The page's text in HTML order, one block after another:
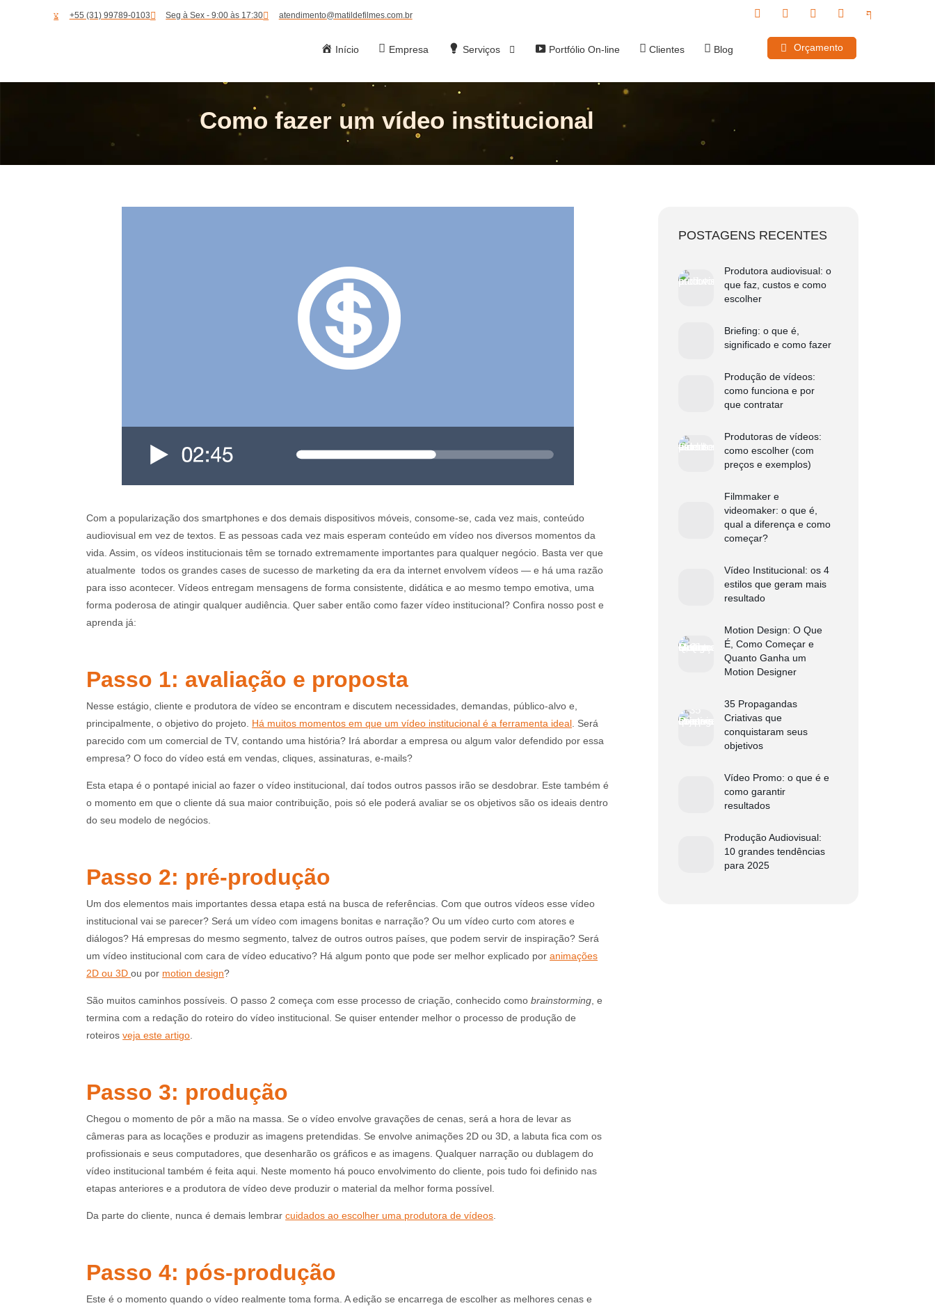
+55 (31) 99789-0103 Seg à Sex - 9:00 às 17:30 atendimento@matildefilmes.com.br
Início Empresa Serviços Portfólio On-line Clientes Blog Orçamento
Como fazer um vídeo institucional
Com a popularização dos smartphones e dos demais dispositivos móveis, consome-se, cada vez mais, conteúdo
audiovisual em vez de textos. E as pessoas cada vez mais esperam conteúdo em vídeo nos diversos momentos da
vida. Assim, os vídeos institucionais têm se tornado extremamente importantes para qualquer negócio. Basta ver que
atualmente todos os grandes cases de sucesso de marketing da era da internet envolvem vídeos — e há uma razão
para isso acontecer. Vídeos entregam mensagens de forma consistente, didática e ao mesmo tempo emotiva, uma
forma poderosa de atingir qualquer audiência. Quer saber então como fazer vídeo institucional? Confira nosso post e
aprenda já:
Passo 1: avaliação e proposta
Nesse estágio, cliente e produtora de vídeo se encontram e discutem necessidades, demandas, público-alvo e,
principalmente, o objetivo do projeto. Há muitos momentos em que um vídeo institucional é a ferramenta ideal . Será
parecido com um comercial de TV, contando uma história? Irá abordar a empresa ou algum valor defendido por essa
empresa? O foco do vídeo está em vendas, cliques, assinaturas, e-mails?
Esta etapa é o pontapé inicial ao fazer o vídeo institucional, daí todos outros passos irão se desdobrar. Este também é
o momento em que o cliente dá sua maior contribuição, pois só ele poderá avaliar se os objetivos são os ideais dentro
do seu modelo de negócios.
Passo 2: pré-produção
Um dos elementos mais importantes dessa etapa está na busca de referências. Com que outros vídeos esse vídeo
institucional vai se parecer? Será um vídeo com imagens bonitas e narração? Ou um vídeo curto com atores e
diálogos? Há empresas do mesmo segmento, talvez de outros outros países, que podem servir de inspiração? Será
um vídeo institucional com cara de vídeo educativo? Há algum ponto que pode ser melhor explicado poranimações
2D ou 3Dou por motion design?
São muitos caminhos possíveis. O passo 2 começa com esse processo de criação, conhecido comobrainstorming , e
termina com a redação do roteiro do vídeo institucional. Se quiser entender melhor o processo de produção de
roteirosveja este artigo
Passo 3: produção
Chegou o momento de pôr a mão na massa. Se o vídeo envolve gravações de cenas, será a hora de levar as
câmeras para as locações e produzir as imagens pretendidas. Se envolve animações 2D ou 3D, a labuta fica com os
profissionais e seus computadores, que desenharão os gráficos e as imagens. Qualquer narração ou dublagem do
vídeo institucional também é feita aqui. Neste momento há pouco envolvimento do cliente, pois tudo foi definido nas
etapas anteriores e a produtora de vídeo deve produzir o material da melhor forma possível.
Da parte do cliente, nunca é demais lembrarcuidados ao escolher uma produtora de vídeos
Passo 4: pós-produção
Este é o momento quando o vídeo realmente toma forma. A edição se encarrega de escolher as melhores cenas e
POSTAGENS RECENTES
Produtora audiovisual: o
que faz, custos e como
escolher
Briefing: o que é,
significado e como fazer
Produção de vídeos:
como funciona e por
que contratar
Produtoras de vídeos:
como escolher (com
preços e exemplos)
Filmmaker e
videomaker: o que é,
qual a diferença e como
começar?
Vídeo Institucional: os 4
estilos que geram mais
resultado
Motion Design: O Que
É, Como Começar e
Quanto Ganha um
Motion Designer
35 Propagandas
Criativas que
conquistaram seus
objetivos
Vídeo Promo: o que é e
como garantir
resultados
Produção Audiovisual:
10 grandes tendências
para 2025